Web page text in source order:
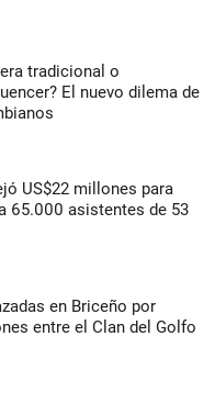
tradicional o
El nuevo dilema de
US$22 millones para
65.000 asistentes de 53
en Briceño por
entre el Clan del Golfo